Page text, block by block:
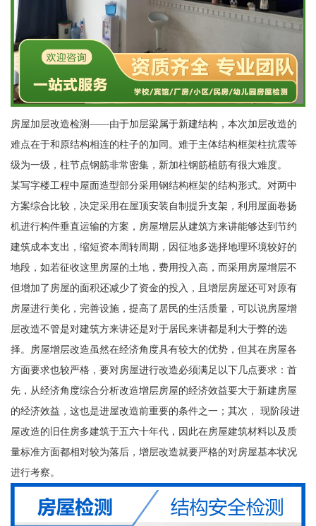
房屋加层改造检测——由于加层梁属于新建结构，本次加层改造的
难点在于和原结构相连的柱子的加同。难于主体结构框架柱抗震等
级为一级，柱节点钢筋非常密集，新加柱钢筋植筋有很大难度。
某写字楼工程中屋面造型部分采用钢结构框架的结构形式。对两中
方案综合比较，决定采用在屋顶安装自制提升支架，利用屋面卷扬
机进行构件垂直运输的方案，房屋增层从建筑方来讲能够达到节约
建筑成本支出，缩短资本周转周期，因征地多选择地理环境较好的
地段，如若征收这里房屋的土地，费用投入高，而采用房屋增层不
但增加了房屋的面积还减少了资金的投入，且增层房屋还可对原有
房屋进行美化，完善设施，提高了居民的生活质量，可以说房屋增
层改造不管是对建筑方来讲还是对于居民来讲都是利大于弊的选
择。房屋增层改造虽然在经济角度具有较大的优势，但其在房屋各
方面要求也较严格，要对房屋进行改造必须满足以下几点要求：首
先，从经济角度综合分析改造增层房屋的经济效益要大于新建房屋
的经济效益，这也是进屋改造前重要的条件之一；其次， 现阶段进
屋改造的旧住房多建筑于五六十年代，因此在房屋建筑材料以及质
量标准方面都相对较为落后，增层改造就要严格的对房屋基本状况
进行考察。